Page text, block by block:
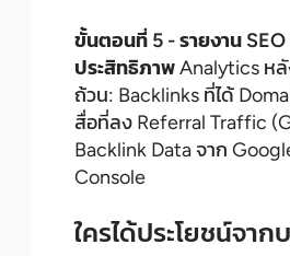
ขั้นตอนที่ 5 - รายงาน SEO
ประสิทธิภาพAnalytics ห
ถ้วน: Backlinks ที่ได้
สื่อที่ลง Referral Traffic
Backlink Data จาก
Console
ใครได้ประโยชน์จาก